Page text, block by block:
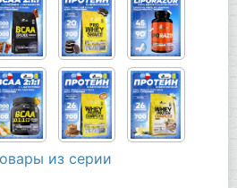
из серии